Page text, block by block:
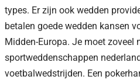
types. Er zijn ook wedden
betalen goede wedden kansen
Midden-Europa. Je moet
sportweddenschappen
voetbalwedstrijden. Een